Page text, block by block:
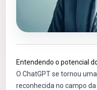
Entendendo o potencial
O ChatGPT se tornou
reconhecida no campo